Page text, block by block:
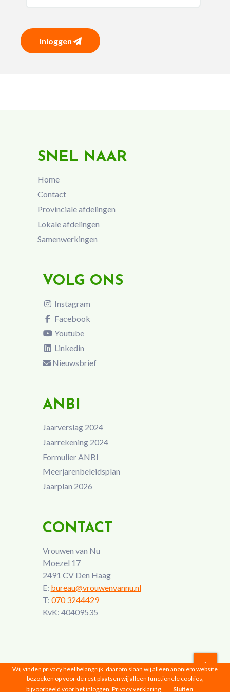
Inloggen
SNEL NAAR
Home
Contact
Provinciale afdelingen
Lokale afdelingen
Samenwerkingen
VOLG ONS
Instagram
Facebook
Youtube
Linkedin
Nieuwsbrief
ANBI
Jaarverslag 2024
Jaarrekening 2024
Formulier ANBI
Meerjarenbeleidsplan
Jaarplan 2026
CONTACT
Vrouwen van Nu
Moezel 17
2491 CV Den Haag
E: bureau@vrouwenvannu.nl
T: 070 3244429
KvK: 40409535
Vrouwen van Nu © 2026 |Privacyverklaring
Wij vinden privacy heel belangrijk, daarom slaan wij alleen anoniem website
bezoeken op voor de rest plaatsen wij alleen functionele cookies,
bijvoorbeeld voor het inloggen. Privacy verklaring Sluiten